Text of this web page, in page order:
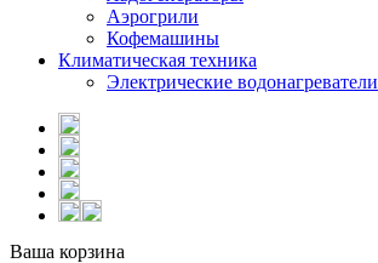
Аэрогрили
Кофемашины
Климатическая техника
Электрические водонагреватели
Ваша корзина